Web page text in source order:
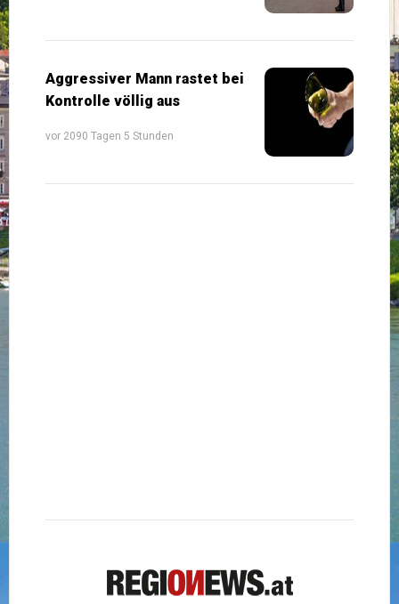
Aggressiver Mann rastet bei
Kontrolle völlig aus
vor 2090 Tagen 5 Stunden